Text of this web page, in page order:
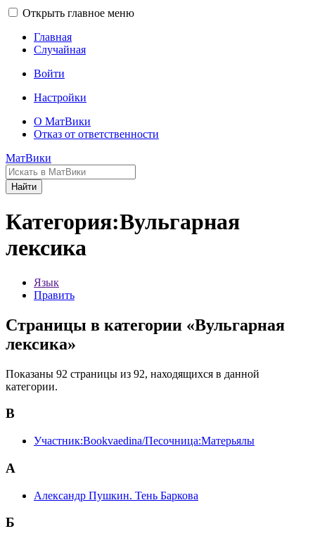
Открыть главное меню
Главная
Случайная
Войти
Настройки
О МатВики
Отказ от ответственности
МатВики
Найти
Категория:Вульгарная
лексика
Язык
Править
Страницы в категории «Вульгарная
лексика»
Показаны 92 страницы из 92, находящихся в данной
категории.
B
Участник:Bookvaedina/Песочница:Матерьялы
А
Александр Пушкин. Тень Баркова
Б